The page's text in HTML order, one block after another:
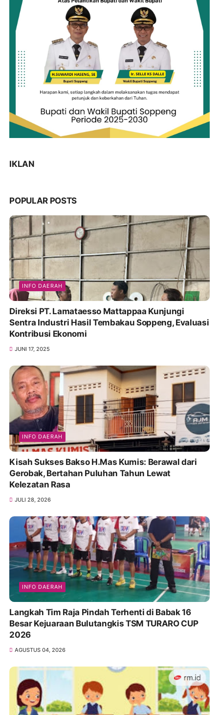
IKLAN
POPULAR POSTS
INFO DAERAH
Direksi PT. Lamataesso Mattappaa Kunjungi
Sentra Industri Hasil Tembakau Soppeng, Evaluasi
Kontribusi Ekonomi
JUNI 17, 2025
INFO DAERAH
Kisah Sukses Bakso H.Mas Kumis: Berawal dari
Gerobak, Bertahan Puluhan Tahun Lewat
Kelezatan Rasa
JULI 28, 2026
INFO DAERAH
Langkah Tim Raja Pindah Terhenti di Babak 16
Besar Kejuaraan Bulutangkis TSM TURARO CUP
2026
AGUSTUS 04, 2026